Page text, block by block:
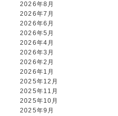
2026年8月
2026年7月
2026年6月
2026年5月
2026年4月
2026年3月
2026年2月
2026年1月
2025年12月
2025年11月
2025年10月
2025年9月